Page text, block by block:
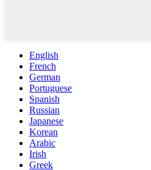
English
French
German
Portuguese
Spanish
Russian
Japanese
Korean
Arabic
Irish
Greek